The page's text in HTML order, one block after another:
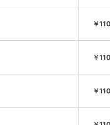
￥110
￥110
￥110